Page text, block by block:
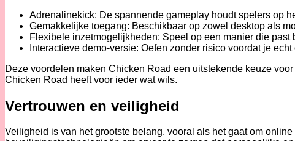
Adrenalinekick: De spannende gameplay houdt spelers op
Gemakkelijke toegang: Beschikbaar op zowel desktop als
Flexibele inzetmogelijkheden: Speel op een manier die past
Interactieve demo-versie: Oefen zonder risico voordat je echt
Deze voordelen maken Chicken Road een uitstekende keuze
Chicken Road heeft voor ieder wat wils.
Vertrouwen en veiligheid
Veiligheid is van het grootste belang, vooral als het gaat om